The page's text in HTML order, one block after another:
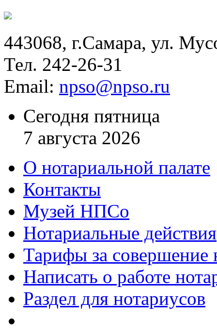
443068, г.Самара, ул.
Тел. 242-26-31
Email: npso@npso.ru
Сегодня пятница
7 августа 2026
О нотариальной палате
Контакты
Музей НПСо
Нотариальные действия
Тарифы за совершение
Написать о работе
Раздел для нотариусов